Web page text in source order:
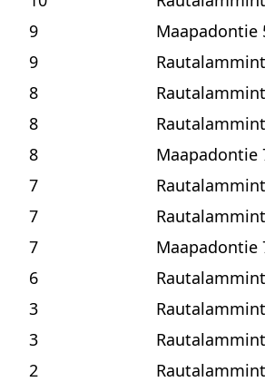
9
Maapadontie
9
8
8
8
Maapadontie
7
7
7
Maapadontie
6
3
3
2